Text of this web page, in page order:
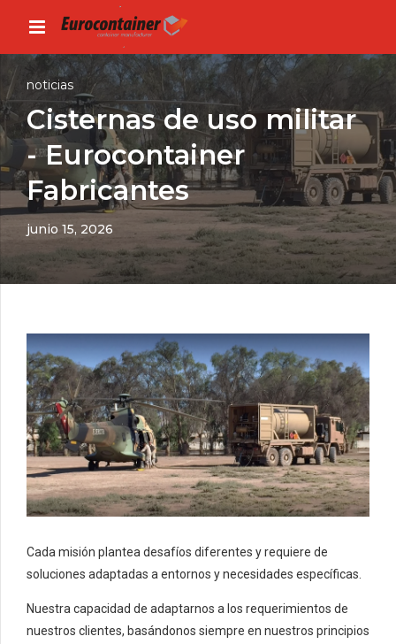
noticias
Cisternas de uso militar
- Eurocontainer
Fabricantes
junio 15, 2026
Cada misión plantea desafíos diferentes y requiere de
soluciones adaptadas a entornos y necesidades específicas.
Nuestra capacidad de adaptarnos a los requerimientos de
nuestros clientes, basándonos siempre en nuestros principios